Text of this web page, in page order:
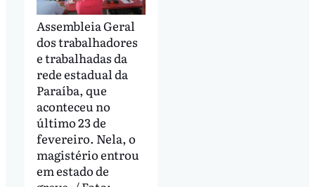
Assembleia Geral
dos trabalhadores
e trabalhadas da
rede estadual da
Paraíba, que
aconteceu no
último 23 de
fevereiro. Nela, o
magistério entrou
em estado de